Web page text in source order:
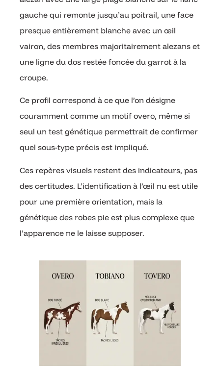
gauche qui remonte jusqu’au poitrail, une face
presque entièrement blanche avec un œil
vairon, des membres majoritairement alezans et
une ligne du dos restée foncée du garrot à la
croupe.
Ce profil correspond à ce que l’on désigne
couramment comme un motif overo, même si
seul un test génétique permettrait de confirmer
quel sous-type précis est impliqué.
Ces repères visuels restent des indicateurs, pas
des certitudes. L’identification à l’œil nu est utile
pour une première orientation, mais la
génétique des robes pie est plus complexe que
l’apparence ne le laisse supposer.